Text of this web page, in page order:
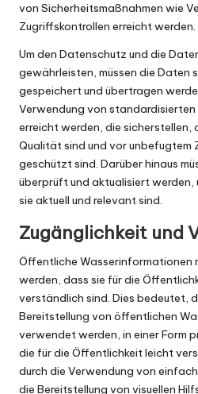
von Sicherheitsmaßnahmen wie
Zugriffskontrollen erreicht werden.
Um den Datenschutz und die
gewährleisten, müssen die Daten
gespeichert und übertragen
Verwendung von
erreicht werden, die sicherstellen,
Qualität sind und vor unbefugtem
geschützt sind. Darüber hinaus
überprüft und aktualisiert werden,
sie aktuell und relevant sind.
Zugänglichkeit und
Öffentliche Wasserinformationen
werden, dass sie für die
verständlich sind. Dies bedeutet,
Bereitstellung von öffentlichen
verwendet werden, in einer Form
die für die Öffentlichkeit leicht
durch die Verwendung von
die Bereitstellung von visuellen